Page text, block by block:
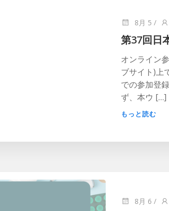
8月 5 /
第37回日
オンライン
ブサイト)上
での参加登
ず、本ウ […]
もっと読む
8月 6 /